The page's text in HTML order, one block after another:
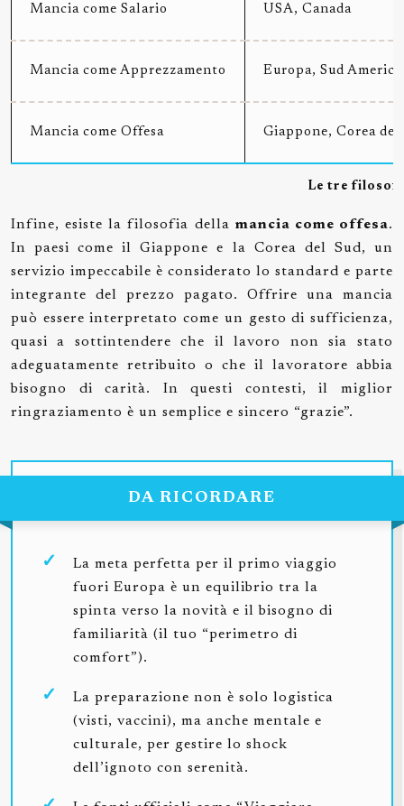
Le tre
Mancia come Salario USA, Canada
Mancia come Apprezzamento Europa, Sud America
Mancia come Offesa Giappone, Corea del
Infine, esiste la filosofia della mancia come offesa.
In paesi come il Giappone e la Corea del Sud, un
servizio impeccabile è considerato lo standard e parte
integrante del prezzo pagato. Offrire una mancia
può essere interpretato come un gesto di sufficienza,
quasi a sottintendere che il lavoro non sia stato
adeguatamente retribuito o che il lavoratore abbia
bisogno di carità. In questi contesti, il miglior
ringraziamento è un semplice e sincero “grazie”.
DA RICORDARE
La meta perfetta per il primo viaggio
fuori Europa è un equilibrio tra la
spinta verso la novità e il bisogno di
familiarità (il tuo “perimetro di
comfort”).
La preparazione non è solo logistica
(visti, vaccini), ma anche mentale e
culturale, per gestire lo shock
dell’ignoto con serenità.